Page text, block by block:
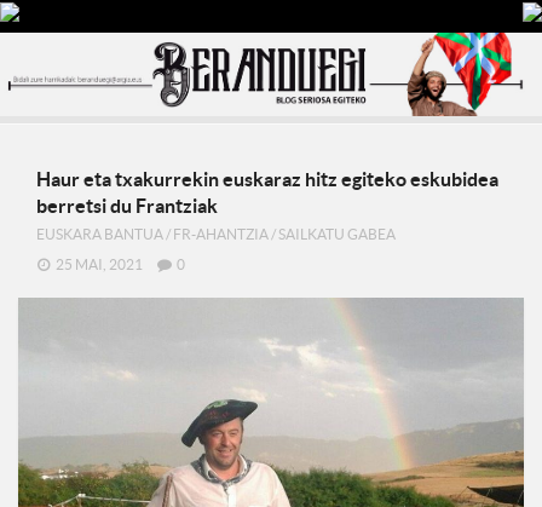
Haur eta txakurrekin euskaraz hitz egiteko eskubidea
berretsi du Frantziak
EUSKARA BANTUA / FR-AHANTZIA /SAILKATU GABEA
25 MAI, 2021
0